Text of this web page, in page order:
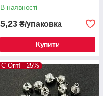
В наявності
5,23 ₴/упаковка
Купити
Є Опт! - 25%